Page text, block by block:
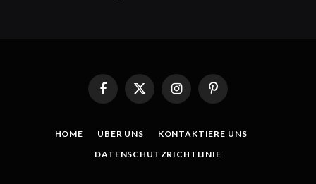
FacebookX
(Twitter)
InstagramPinterest
HOME ÜBER UNS
KONTAKTIERE UNS
DATENSCHUTZRICHTLINIE